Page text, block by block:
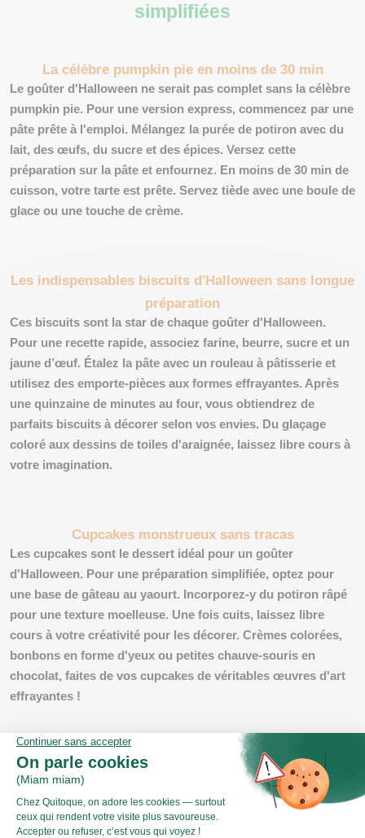
simplifiées
La célèbre pumpkin pie en moins de 30 min
Le goûter d'Halloween ne serait pas complet sans la célèbre
pumpkin pie. Pour une version express, commencez par une
pâte prête à l'emploi. Mélangez la purée de potiron avec du
lait, des œufs, du sucre et des épices. Versez cette
préparation sur la pâte et enfournez. En moins de 30 min de
cuisson, votre tarte est prête. Servez tiède avec une boule de
glace ou une touche de crème.
Les indispensables biscuits d'Halloween sans longue
préparation
Ces biscuits sont la star de chaque goûter d'Halloween.
Pour une recette rapide, associez farine, beurre, sucre et un
jaune d’œuf. Étalez la pâte avec un rouleau à pâtisserie et
utilisez des emporte-pièces aux formes effrayantes. Après
une quinzaine de minutes au four, vous obtiendrez de
parfaits biscuits à décorer selon vos envies. Du glaçage
coloré aux dessins de toiles d'araignée, laissez libre cours à
votre imagination.
Cupcakes monstrueux sans tracas
Les cupcakes sont le dessert idéal pour un goûter
d'Halloween. Pour une préparation simplifiée, optez pour
une base de gâteau au yaourt. Incorporez-y du potiron râpé
pour une texture moelleuse. Une fois cuits, laissez libre
cours à votre créativité pour les décorer. Crèmes colorées,
bonbons en forme d'yeux ou petites chauve-souris en
chocolat, faites de vos cupcakes de véritables œuvres d'art
effrayantes !
Astuces pour une ambiance
d'Halloween en un clin d'œil